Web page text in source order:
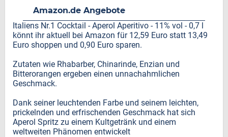
Amazon.de Angebote
Italiens Nr.1 Cocktail - Aperol Aperitivo - 11% vol - 0,7 l
könnt ihr aktuell bei Amazon für 12,59 Euro statt 13,49
Euro shoppen und 0,90 Euro sparen.
Zutaten wie Rhabarber, Chinarinde, Enzian und
Bitterorangen ergeben einen unnachahmlichen
Geschmack.
Dank seiner leuchtenden Farbe und seinem leichten,
prickelnden und erfrischenden Geschmack hat sich
Aperol Spritz zu einem Kultgetränk und einem
weltweiten Phänomen entwickelt